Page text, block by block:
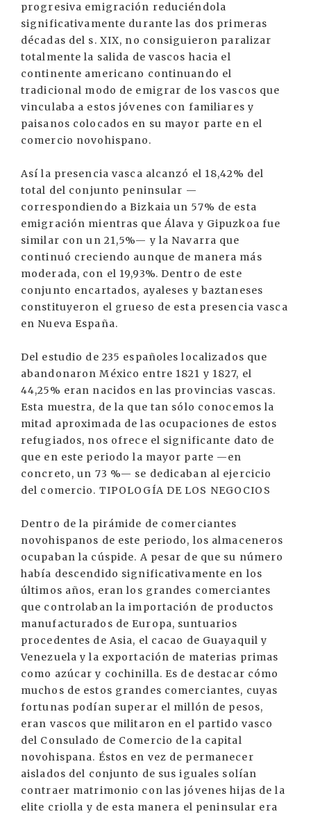
progresiva emigración reduciéndola
significativamente durante las dos primeras
décadas del s. XIX, no consiguieron paralizar
totalmente la salida de vascos hacia el
continente americano continuando el
tradicional modo de emigrar de los vascos que
vinculaba a estos jóvenes con familiares y
paisanos colocados en su mayor parte en el
comercio novohispano.
Así la presencia vasca alcanzó el 18,42% del
total del conjunto peninsular —
correspondiendo a Bizkaia un 57% de esta
emigración mientras que Álava y Gipuzkoa fue
similar con un 21,5%— y la Navarra que
continuó creciendo aunque de manera más
moderada, con el 19,93%. Dentro de este
conjunto encartados, ayaleses y baztaneses
constituyeron el grueso de esta presencia vasca
en Nueva España.
Del estudio de 235 españoles localizados que
abandonaron México entre 1821 y 1827, el
44,25% eran nacidos en las provincias vascas.
Esta muestra, de la que tan sólo conocemos la
mitad aproximada de las ocupaciones de estos
refugiados, nos ofrece el significante dato de
que en este periodo la mayor parte —en
concreto, un 73 %— se dedicaban al ejercicio
del comercio. TIPOLOGÍA DE LOS NEGOCIOS
Dentro de la pirámide de comerciantes
novohispanos de este periodo, los almaceneros
ocupaban la cúspide. A pesar de que su número
había descendido significativamente en los
últimos años, eran los grandes comerciantes
que controlaban la importación de productos
manufacturados de Europa, suntuarios
procedentes de Asia, el cacao de Guayaquil y
Venezuela y la exportación de materias primas
como azúcar y cochinilla. Es de destacar cómo
muchos de estos grandes comerciantes, cuyas
fortunas podían superar el millón de pesos,
eran vascos que militaron en el partido vasco
del Consulado de Comercio de la capital
novohispana. Éstos en vez de permanecer
aislados del conjunto de sus iguales solían
contraer matrimonio con las jóvenes hijas de la
elite criolla y de esta manera el peninsular era